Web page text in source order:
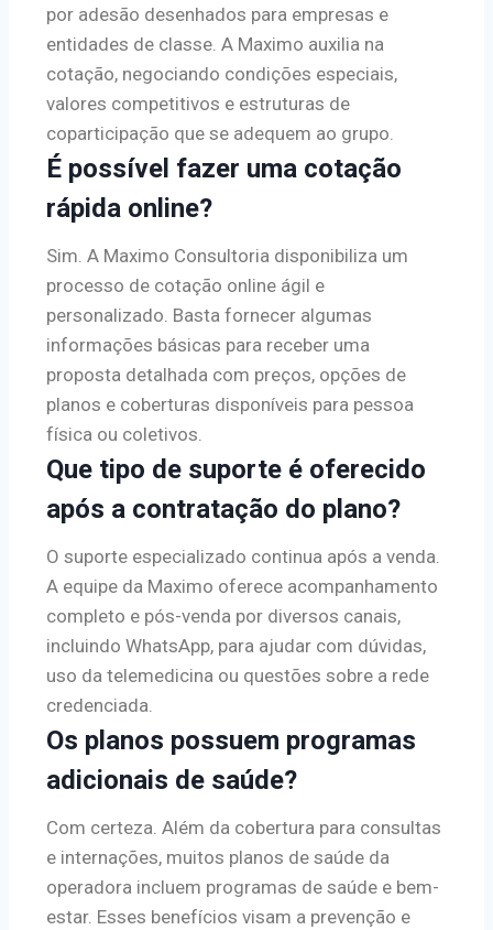
por adesão desenhados para empresas e
entidades de classe. A Maximo auxilia na
cotação, negociando condições especiais,
valores competitivos e estruturas de
coparticipação que se adequem ao grupo.
É possível fazer uma cotação
rápida online?
Sim. A Maximo Consultoria disponibiliza um
processo de cotação online ágil e
personalizado. Basta fornecer algumas
informações básicas para receber uma
proposta detalhada com preços, opções de
planos e coberturas disponíveis para pessoa
física ou coletivos.
Que tipo de suporte é oferecido
após a contratação do plano?
O suporte especializado continua após a venda.
A equipe da Maximo oferece acompanhamento
completo e pós-venda por diversos canais,
incluindo WhatsApp, para ajudar com dúvidas,
uso da telemedicina ou questões sobre a rede
credenciada.
Os planos possuem programas
adicionais de saúde?
Com certeza. Além da cobertura para consultas
e internações, muitos planos de saúde da
operadora incluem programas de saúde e bem-
estar. Esses benefícios visam a prevenção e